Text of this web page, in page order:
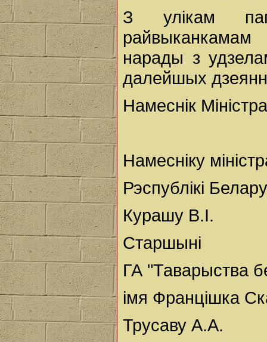
З улікам
нарады з
далейшых
Намеснік
Намесніку
Рэспублікі
Курашу В.І.
Старшыні
ГА "Таварыства
імя Францішка
Трусаву А.А.